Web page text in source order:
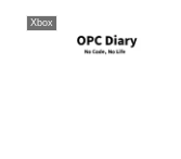
Xbox